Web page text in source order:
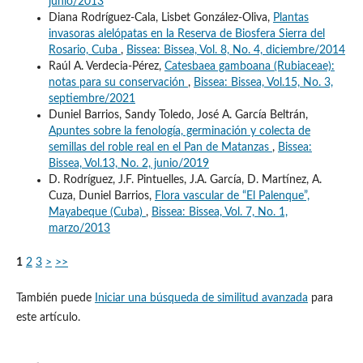
Diana Rodríguez-Cala, Lisbet González-Oliva, Plantas
invasoras alelópatas en la Reserva de Biosfera Sierra del
Rosario, Cuba , Bissea: Bissea, Vol. 8, No. 4, diciembre/2014
Raúl A. Verdecia-Pérez, Catesbaea gamboana (Rubiaceae):
notas para su conservación , Bissea: Bissea, Vol.15, No. 3,
septiembre/2021
Duniel Barrios, Sandy Toledo, José A. García Beltrán,
Apuntes sobre la fenología, germinación y colecta de
semillas del roble real en el Pan de Matanzas , Bissea:
Bissea, Vol.13, No. 2, junio/2019
D. Rodríguez, J.F. Pintuelles, J.A. García, D. Martínez, A.
Cuza, Duniel Barrios, Flora vascular de “El Palenque”,
Mayabeque (Cuba) , Bissea: Bissea, Vol. 7, No. 1,
marzo/2013
1 2 3 > >>
También puede Iniciar una búsqueda de similitud avanzada para
este artículo.